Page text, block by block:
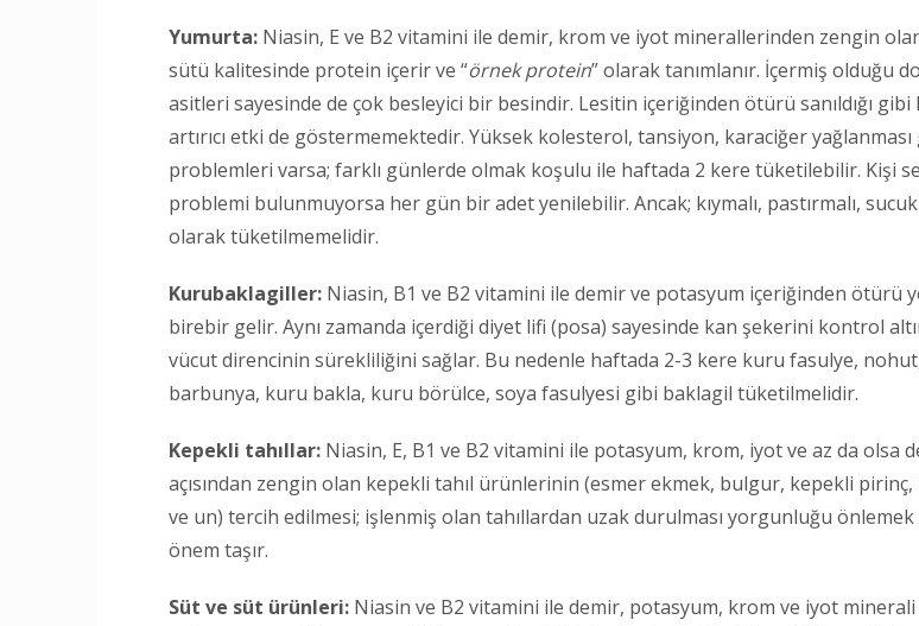
Yumurta: Niasin, E ve B2 vitamini ile demir, krom ve iyot minerallerinden zengin
sütü kalitesinde protein içerir ve “örnek protein” olarak tanımlanır. İçermiş olduğu
asitleri sayesinde de çok besleyici bir besindir. Lesitin içeriğinden ötürü sanıldığı
artırıcı etki de göstermemektedir. Yüksek kolesterol, tansiyon, karaciğer yağlanması
problemleri varsa; farklı günlerde olmak koşulu ile haftada 2 kere tüketilebilir. Kişi
problemi bulunmuyorsa her gün bir adet yenilebilir. Ancak; kıymalı, pastırmalı,
olarak tüketilmemelidir.
Kurubaklagiller: Niasin, B1 ve B2 vitamini ile demir ve potasyum içeriğinden ötürü
birebir gelir. Aynı zamanda içerdiği diyet lifi (posa) sayesinde kan şekerini kontrol
vücut direncinin sürekliliğini sağlar. Bu nedenle haftada 2-3 kere kuru fasulye,
barbunya, kuru bakla, kuru börülce, soya fasulyesi gibi baklagil tüketilmelidir.
Kepekli tahıllar: Niasin, E, B1 ve B2 vitamini ile potasyum, krom, iyot ve az da olsa
açısından zengin olan kepekli tahıl ürünlerinin (esmer ekmek, bulgur, kepekli
ve un) tercih edilmesi; işlenmiş olan tahıllardan uzak durulması yorgunluğu önlemek
önem taşır.
Süt ve süt ürünleri: Niasin ve B2 vitamini ile demir, potasyum, krom ve iyot